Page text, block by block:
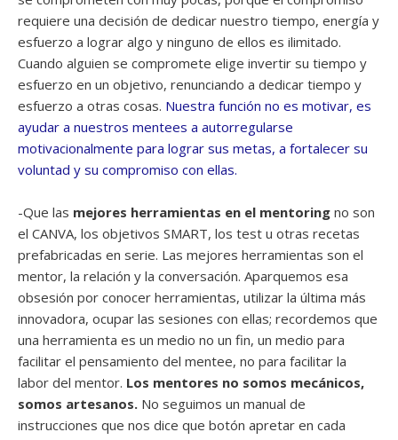
requiere una decisión de dedicar nuestro tiempo, energía y
esfuerzo a lograr algo y ninguno de ellos es ilimitado.
Cuando alguien se compromete elige invertir su tiempo y
esfuerzo en un objetivo, renunciando a dedicar tiempo y
esfuerzo a otras cosas. Nuestra función no es motivar, es
ayudar a nuestros mentees a autorregularse
motivacionalmente para lograr sus metas, a fortalecer su
voluntad y su compromiso con ellas.
-Que las mejores herramientas en el mentoring no son
el CANVA, los objetivos SMART, los test u otras recetas
prefabricadas en serie. Las mejores herramientas son el
mentor, la relación y la conversación. Aparquemos esa
obsesión por conocer herramientas, utilizar la última más
innovadora, ocupar las sesiones con ellas; recordemos que
una herramienta es un medio no un fin, un medio para
facilitar el pensamiento del mentee, no para facilitar la
labor del mentor. Los mentores no somos mecánicos,
somos artesanos. No seguimos un manual de
instrucciones que nos dice que botón apretar en cada